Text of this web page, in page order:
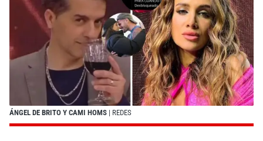
ÁNGEL DE BRITO Y CAMI HOMS | REDES